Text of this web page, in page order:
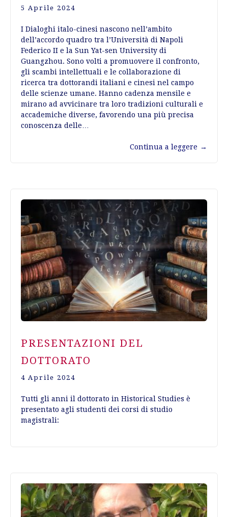
5 Aprile 2024
I Dialoghi italo-cinesi nascono nell’ambito
dell’accordo quadro tra l’Università di Napoli
Federico II e la Sun Yat-sen University di
Guangzhou. Sono volti a promuovere il confronto,
gli scambi intellettuali e le collaborazione di
ricerca tra dottorandi italiani e cinesi nel campo
delle scienze umane. Hanno cadenza mensile e
mirano ad avvicinare tra loro tradizioni culturali e
accademiche diverse, favorendo una più precisa
conoscenza delle…
Continua a leggere →
PRESENTAZIONI DEL
DOTTORATO
4 Aprile 2024
Tutti gli anni il dottorato in Historical Studies è
presentato agli studenti dei corsi di studio
magistrali: